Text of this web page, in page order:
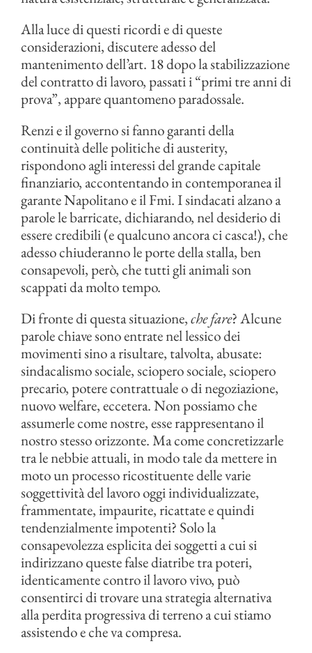
Alla luce di questi ricordi e di queste
considerazioni, discutere adesso del
mantenimento dell’art. 18 dopo la stabilizzazione
del contratto di lavoro, passati i “primi tre anni di
prova”, appare quantomeno paradossale.
Renzi e il governo si fanno garanti della
continuità delle politiche di austerity,
rispondono agli interessi del grande capitale
finanziario, accontentando in contemporanea il
garante Napolitano e il Fmi. I sindacati alzano a
parole le barricate, dichiarando, nel desiderio di
essere credibili (e qualcuno ancora ci casca!), che
adesso chiuderanno le porte della stalla, ben
consapevoli, però, che tutti gli animali son
scappati da molto tempo.
Di fronte di questa situazione,che fare? Alcune
parole chiave sono entrate nel lessico dei
movimenti sino a risultare, talvolta, abusate:
sindacalismo sociale, sciopero sociale, sciopero
precario, potere contrattuale o di negoziazione,
nuovo welfare, eccetera. Non possiamo che
assumerle come nostre, esse rappresentano il
nostro stesso orizzonte. Ma come concretizzarle
tra le nebbie attuali, in modo tale da mettere in
moto un processo ricostituente delle varie
soggettività del lavoro oggi individualizzate,
frammentate, impaurite, ricattate e quindi
tendenzialmente impotenti? Solo la
consapevolezza esplicita dei soggetti a cui si
indirizzano queste false diatribe tra poteri,
identicamente contro il lavoro vivo, può
consentirci di trovare una strategia alternativa
alla perdita progressiva di terreno a cui stiamo
assistendo e che va compresa.